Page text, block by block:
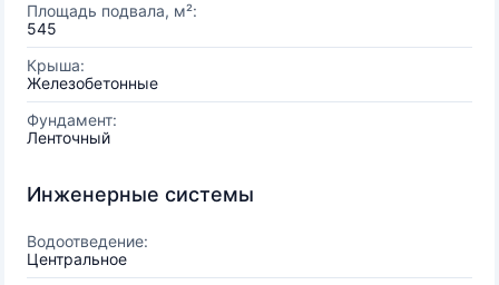
Площадь подвала, м²:
545
Крыша:
Железобетонные
Фундамент:
Ленточный
Инженерные системы
Водоотведение:
Центральное